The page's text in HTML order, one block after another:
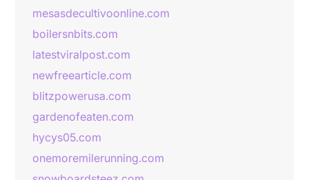
mesasdecultivoonline.com
boilersnbits.com
latestviralpost.com
newfreearticle.com
blitzpowerusa.com
gardenofeaten.com
hycys05.com
onemoremilerunning.com